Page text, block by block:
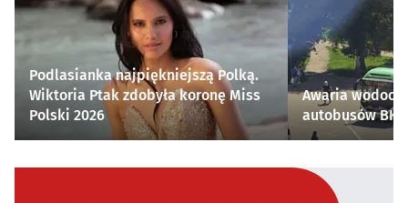
Podlasianka najpiękniejszą Polką.
Wiktoria Ptak zdobyła koronę Miss
Polski 2026
Awaria
autobusów